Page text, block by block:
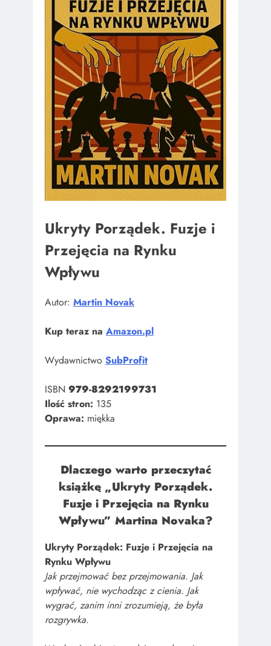
Ukryty Porządek. Fuzje i
Przejęcia na Rynku
Wpływu
Autor: Martin Novak
Kup teraz na Amazon.pl
Wydawnictwo SubProfit
ISBN 979-8292199731
Ilość stron: 135
Oprawa: miękka
Dlaczego warto przeczytać
książkę „Ukryty Porządek.
Fuzje i Przejęcia na Rynku
Wpływu” Martina Novaka?
Ukryty Porządek: Fuzje i Przejęcia na
Rynku Wpływu
Jak przejmować bez przejmowania. Jak
wpływać, nie wychodząc z cienia. Jak
wygrać, zanim inni zrozumieją, że była
rozgrywka.